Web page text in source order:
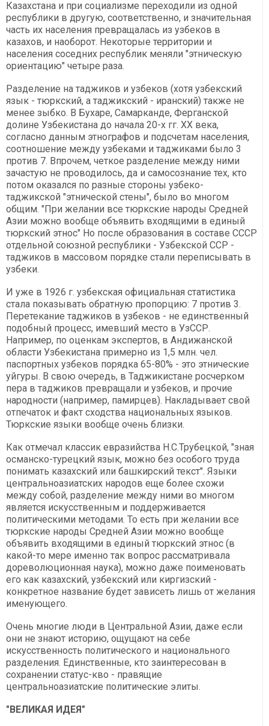
Казахстана и при социализме переходили из одной
республики в другую, соответственно, и значительная
часть их населения превращалась из узбеков в
казахов, и наоборот. Некоторые территории и
населения соседних республик меняли "этническую
ориентацию" четыре раза.
Разделение на таджиков и узбеков (хотя узбекский
язык - тюркский, а таджикский - иранский) также не
менее зыбко. В Бухаре, Самарканде, Ферганской
долине Узбекистана до начала 20-х гг. ХХ века,
согласно данным этнографов и подсчетам населения,
соотношение между узбеками и таджиками было 3
против 7. Впрочем, четкое разделение между ними
зачастую не проводилось, да и самосознание тех, кто
потом оказался по разные стороны узбеко-
таджикской "этнической стены", было во многом
общим. "При желании все тюркские народы Средней
Азии можно вообще объявить входящими в единый
тюркский этнос" Но после образования в составе СССР
отдельной союзной республики - Узбекской ССР -
таджиков в массовом порядке стали переписывать в
узбеки.
И уже в 1926 г. узбекская официальная статистика
стала показывать обратную пропорцию: 7 против 3.
Перетекание таджиков в узбеков - не единственный
подобный процесс, имевший место в УзССР.
Например, по оценкам экспертов, в Андижанской
области Узбекистана примерно из 1,5 млн. чел.
паспортных узбеков порядка 65-80% - это этнические
уйгуры. В свою очередь, в Таджикистане росчерком
пера в таджиков превращали и узбеков, и прочие
народности (например, памирцев). Накладывает свой
отпечаток и факт сходства национальных языков.
Тюркские языки вообще очень близки.
Как отмечал классик евразийства Н.С.Трубецкой, "зная
османско-турецкий язык, можно без особого труда
понимать казахский или башкирский текст". Языки
центральноазиатских народов еще более схожи
между собой, разделение между ними во многом
является искусственным и поддерживается
политическими методами. То есть при желании все
тюркские народы Средней Азии можно вообще
объявить входящими в единый тюркский этнос (в
какой-то мере именно так вопрос рассматривала
дореволюционная наука), можно даже поименовать
его как казахский, узбекский или киргизский -
конкретное название будет зависеть лишь от желания
именующего.
Очень многие люди в Центральной Азии, даже если
они не знают историю, ощущают на себе
искусственность политического и национального
разделения. Единственные, кто заинтересован в
сохранении статус-кво - правящие
центральноазиатские политические элиты.
"ВЕЛИКАЯ ИДЕЯ"